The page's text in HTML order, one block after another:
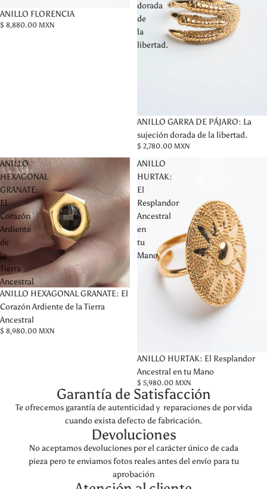
ANILLO FLORENCIA
$ 8,880.00 MXN
dorada
de
la
libertad.
ANILLO GARRA DE PÁJARO: La
sujeción dorada de la libertad.
$ 2,780.00 MXN
ANILLO
HEXAGONAL
GRANATE:
El
Corazón
Ardiente
de
la
Tierra
Ancestral
ANILLO HEXAGONAL GRANATE: El
Corazón Ardiente de la Tierra
Ancestral
$ 8,980.00 MXN
ANILLO
HURTAK:
El
Resplandor
Ancestral
en
tu
Mano
ANILLO HURTAK: El Resplandor
Ancestral en tu Mano
$ 5,980.00 MXN
Garantía de Satisfacción
Te ofrecemos garantía de autenticidad y reparaciones de por vida
cuando exista defecto de fabricación.
Devoluciones
No aceptamos devoluciones por el carácter único de cada
pieza pero te enviamos fotos reales antes del envío para tu
aprobación